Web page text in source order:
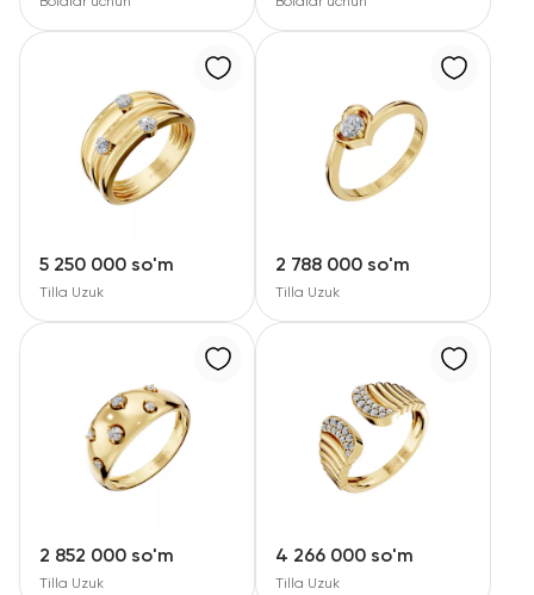
5 250 000 so'm
Tilla Uzuk
2 788 000 so'm
Tilla Uzuk
2 852 000 so'm
Tilla Uzuk
4 266 000 so'm
Tilla Uzuk